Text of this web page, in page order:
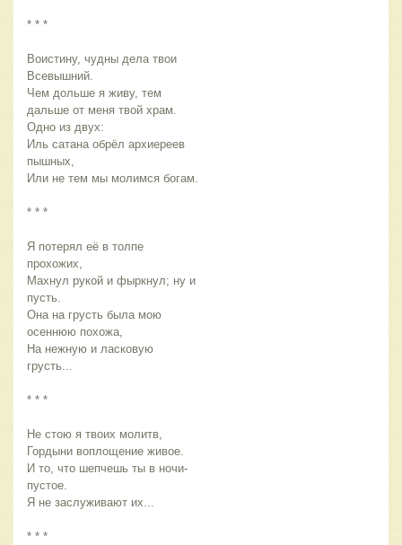
* * *
Воистину, чудны дела твои
Всевышний.
Чем дольше я живу, тем
дальше от меня твой храм.
Одно из двух:
Иль сатана обрёл архиереев
пышных,
Или не тем мы молимся богам.
* * *
Я потерял её в толпе
прохожих,
Махнул рукой и фыркнул; ну и
пусть.
Она на грусть была мою
осеннюю похожа,
На нежную и ласковую
грусть...
* * *
Не стою я твоих молитв,
Гордыни воплощение живое.
И то, что шепчешь ты в ночи-
пустое.
Я не заслуживают их...
* * *